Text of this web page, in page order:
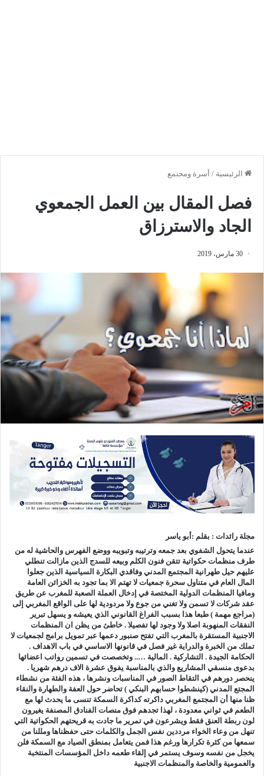
الرئيسية / أسرة ومجتمع
فصل المقال بين العمل الجمعوي
الجاد والاسترزاق
30 مارس، 2019
مجلة رائدات : بقلم :أبو ياسر
عندما يتحول الشفوي بعد جمعه وترتيبه وتبويبه ووضع الفهرس والحاشية له من
طرف منظمات حكواتية تتقن فنون الكلم وبيعه للسدج الذين مازالت تنطلي
عليهم حيل طهرانية المجتمع المدني وفاقدي البكارة السياسية الذين جعلوا
المال العام في متناول سحرة جمعيات لا تهتم الا بما تجود به الخزائن العامة
ومافيا المنظمات الدولية المختصة في إدخال العملة الصعبة للمغرب عن طريق
عقد شركات لا تسمن ولا تغني من جوع ولا مردودية لها على الواقع المغربي إلى
(مراجع مهمة ) طبعا هذا بسبب الفراغ القانوني الذي يعيشه و يسهل تبرير
النفقات المنهوبة اصلا ولا وجود لها تفصيلا . خاطئ من يظن ان المنظمات
الاجنبية المستقرة بالمغرب التي تفتح صنبور دعمها عبر تمويل برامج لجمعيات لا
تملك من الخبرة والدراية غير فصل في قانونها الاساسي في باب الاهداف .
الحكامة الجيدة . التشاركية . المالية ….. وتخصصت في تسمين رواتب اعضائها
بدعوى منسقي المشاريع والذي بالمناسبة يفوق عشرة الاف درهم شهريا .
ينحصر دورهم في التقاط الصور في المناسبات ونشرها ، هذه الفئة من نشطاء
المجتع المدني (كينشطوا حسابهم البنكي ) تحاضر حول العفة والطهارة والنقاء
ظنا منها أن المجتمع المغربي داكرته كداكرة السمكة تنسى ما يحدث لها مع
الطعم في ثواني معدودة ، لهذا تجدهم فوق منصات الفنادق المصنفة يغيرون
لون ربطة العنق فقط ويشرعون في تمرير ما جادت به قريحتهم الحكواتية التي
تنهل من وعاء الخواء مرددين نفس الجمل والكلمات حتى حفظناها ومللنا من
سمعها من كثرة تكرارها ورغم هذا فمن يتعامل بمنطق الصياد مع السمكة فلن
يخجل من نفسه وسوف يستمر في إلقاء طعمه داخل المؤسسات المنتخبة
والعمومية والخاصة والمنظمات الاجنبية